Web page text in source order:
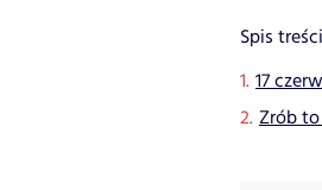
Spis
17
Zrób to